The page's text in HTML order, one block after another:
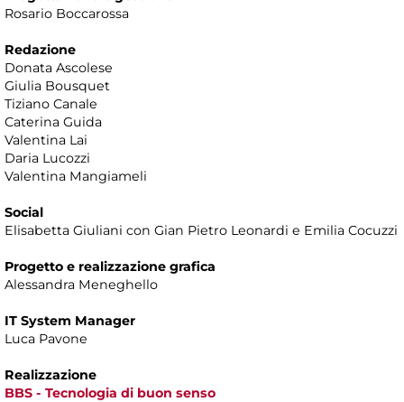
Rosario Boccarossa
Redazione
Donata Ascolese
Giulia Bousquet
Tiziano Canale
Caterina Guida
Valentina Lai
Daria Lucozzi
Valentina Mangiameli
Social
Elisabetta Giuliani con Gian Pietro Leonardi e Emilia Cocuzzi
Progetto e realizzazione grafica
Alessandra Meneghello
IT System Manager
Luca Pavone
Realizzazione
BBS - Tecnologia di buon senso